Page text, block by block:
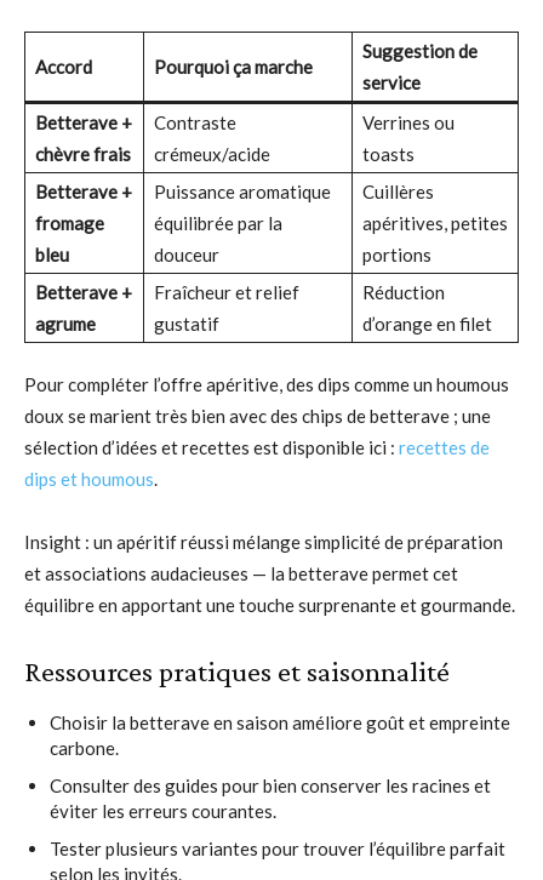
Accord Pourquoi ça marche
Suggestion de
service
Betterave +
chèvre frais
Contraste
crémeux/acide
Verrines ou
toasts
Betterave +
fromage
bleu
Puissance aromatique
équilibrée par la
douceur
Cuillères
apéritives, petites
portions
Betterave +
agrume
Fraîcheur et relief
gustatif
Réduction
d’orange en filet
Pour compléter l’offre apéritive, des dips comme un houmous
doux se marient très bien avec des chips de betterave ; une
sélection d’idées et recettes est disponible ici : recettes de
dips et houmous.
Insight : un apéritif réussi mélange simplicité de préparation
et associations audacieuses — la betterave permet cet
équilibre en apportant une touche surprenante et gourmande.
Ressources pratiques et saisonnalité
Choisir la betterave en saison améliore goût et empreinte
carbone.
Consulter des guides pour bien conserver les racines et
éviter les erreurs courantes.
Tester plusieurs variantes pour trouver l’équilibre parfait
selon les invités.